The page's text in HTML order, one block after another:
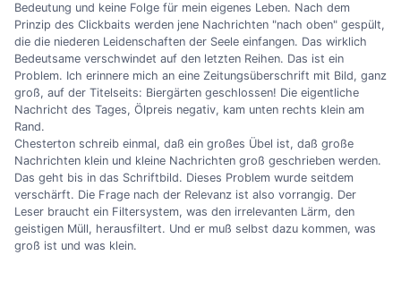
Bedeutung und keine Folge für mein eigenes Leben. Nach dem
Prinzip des Clickbaits werden jene Nachrichten "nach oben" gespült,
die die niederen Leidenschaften der Seele einfangen. Das wirklich
Bedeutsame verschwindet auf den letzten Reihen. Das ist ein
Problem. Ich erinnere mich an eine Zeitungsüberschrift mit Bild, ganz
groß, auf der Titelseits: Biergärten geschlossen! Die eigentliche
Nachricht des Tages, Ölpreis negativ, kam unten rechts klein am
Rand.
Chesterton schreib einmal, daß ein großes Übel ist, daß große
Nachrichten klein und kleine Nachrichten groß geschrieben werden.
Das geht bis in das Schriftbild. Dieses Problem wurde seitdem
verschärft. Die Frage nach der Relevanz ist also vorrangig. Der
Leser braucht ein Filtersystem, was den irrelevanten Lärm, den
geistigen Müll, herausfiltert. Und er muß selbst dazu kommen, was
groß ist und was klein.